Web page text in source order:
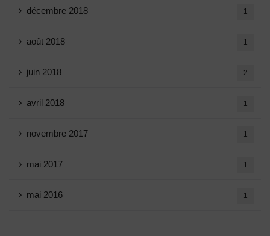
décembre 2018 1
août 2018 1
juin 2018 2
avril 2018 1
novembre 2017 1
mai 2017 1
mai 2016 1